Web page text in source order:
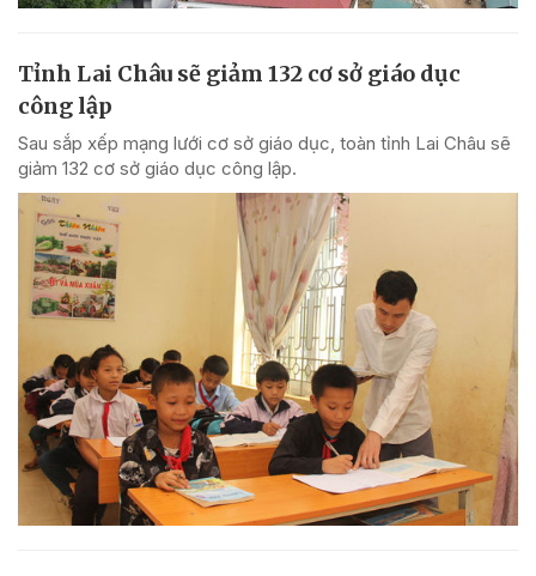
Tỉnh Lai Châu sẽ giảm 132 cơ sở giáo dục
công lập
Sau sắp xếp mạng lưới cơ sở giáo dục, toàn tỉnh Lai Châu sẽ
giảm 132 cơ sở giáo dục công lập.